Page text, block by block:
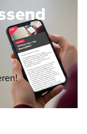
Opens in a new